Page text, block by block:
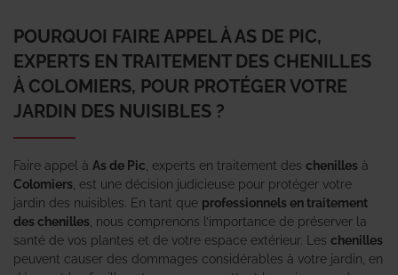
POURQUOI FAIRE APPEL À AS DE PIC,
EXPERTS EN TRAITEMENT DES CHENILLES
À COLOMIERS, POUR PROTÉGER VOTRE
JARDIN DES NUISIBLES ?
Faire appel à As de Pic , experts en traitement des chenilles à
Colomiers , est une décision judicieuse pour protéger votre
jardin des nuisibles. En tant que professionnels en traitement
des chenilles , nous comprenons l’importance de préserver la
santé de vos plantes et de votre espace extérieur. Les chenilles
peuvent causer des dommages considérables à votre jardin, en